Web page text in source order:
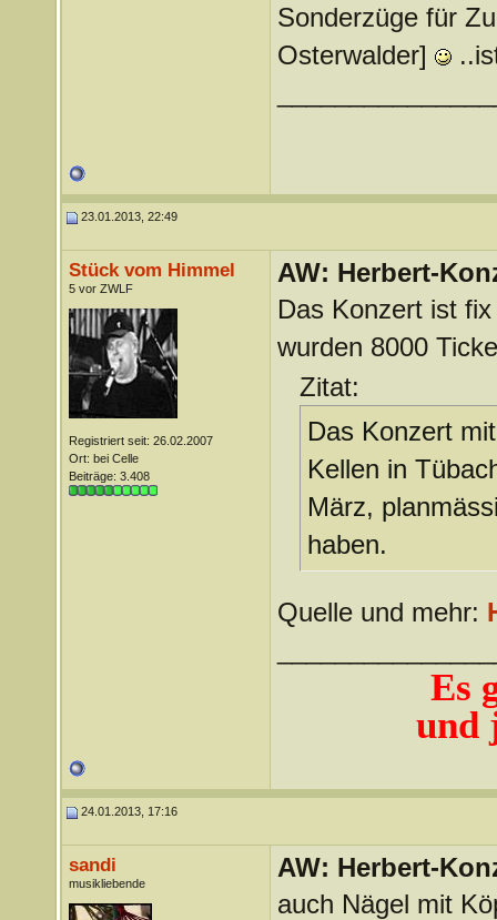
Sonderzüge für
Osterwalder]
23.01.2013, 22:49
Stück vom Himmel
5 vor ZWLF
Registriert seit: 26.02.2007
Ort: bei Celle
Beiträge: 3.408
AW: Herbert-
Das Konzert ist
wurden 8000
Zitat:
Das Konzert
Kellen in
März,
haben.
Quelle und mehr:
Es
und
24.01.2013, 17:16
sandi
musikliebende
AW: Herbert-
auch Nägel mit